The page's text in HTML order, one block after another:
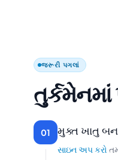
જરૂરી પગલાં
01 મુક્ત ખાતુ
સાઇન અપ કરો